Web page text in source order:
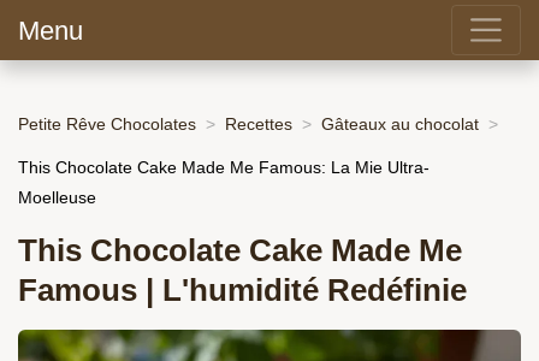
Menu
Petite Rêve Chocolates Recettes Gâteaux au chocolat
This Chocolate Cake Made Me Famous: La Mie Ultra-
Moelleuse
This Chocolate Cake Made Me
Famous | L'humidité Redéfinie